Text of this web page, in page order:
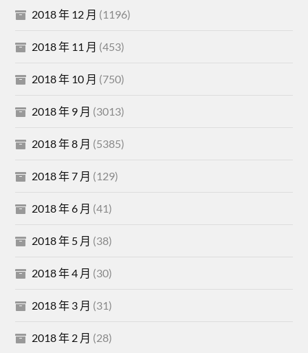
2018 年 12 月 (1196)
2018 年 11 月 (453)
2018 年 10 月 (750)
2018 年 9 月 (3013)
2018 年 8 月 (5385)
2018 年 7 月 (129)
2018 年 6 月 (41)
2018 年 5 月 (38)
2018 年 4 月 (30)
2018 年 3 月 (31)
2018 年 2 月 (28)